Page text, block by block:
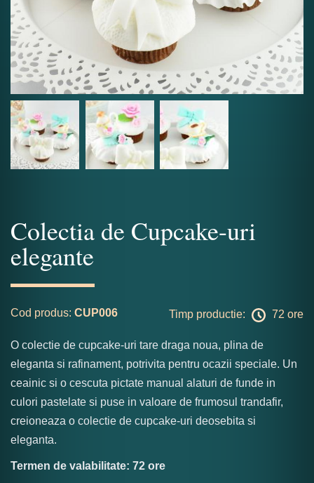
Colectia de Cupcake-uri
elegante
Cod produs: CUP006 Timp productie: 72 ore
O colectie de cupcake-uri tare draga noua, plina de
eleganta si rafinament, potrivita pentru ocazii speciale. Un
ceainic si o cescuta pictate manual alaturi de funde in
culori pastelate si puse in valoare de frumosul trandafir,
creioneaza o colectie de cupcake-uri deosebita si
eleganta.
Termen de valabilitate: 72 ore